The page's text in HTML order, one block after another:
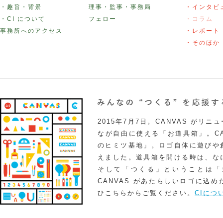
・趣旨・背景
・CI について
事務所へのアクセス
理事・監事・事務局
フェロー
・インタビ
・コラム
・レポート
・そのほか
2015年7月7日。CANVAS がリニュ
なが自由に使える「お道具箱」。
のヒミツ基地」。ロゴ自体に遊び
えました。道具箱を開ける時は、
そして「つくる」ということは
CANVAS があたらしいロゴに込め
ひこちらからご覧ください。 CIにつ